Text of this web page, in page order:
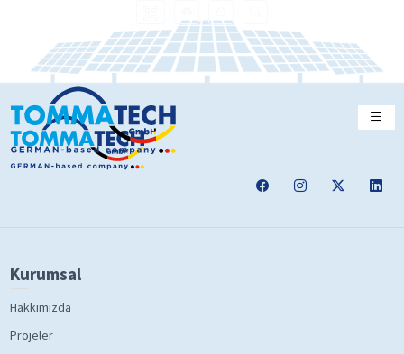
Kurumsal
Hakkımızda
Projeler